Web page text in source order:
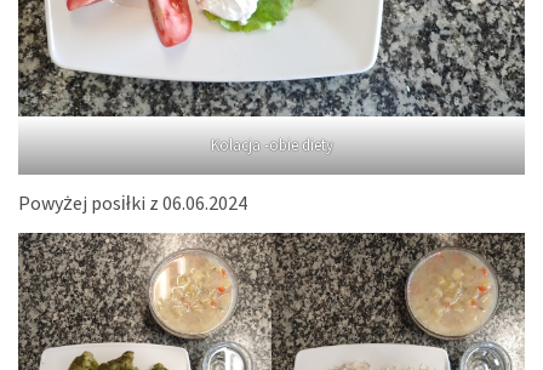
Kolacja -obie diety
Powyżej posiłki z 06.06.2024